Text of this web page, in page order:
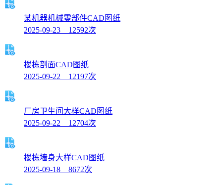
某机器机械零部件CAD图纸
2025-09-23 12592次
楼栋剖面CAD图纸
2025-09-22 12197次
厂房卫生间大样CAD图纸
2025-09-22 12704次
楼栋墙身大样CAD图纸
2025-09-18 8672次